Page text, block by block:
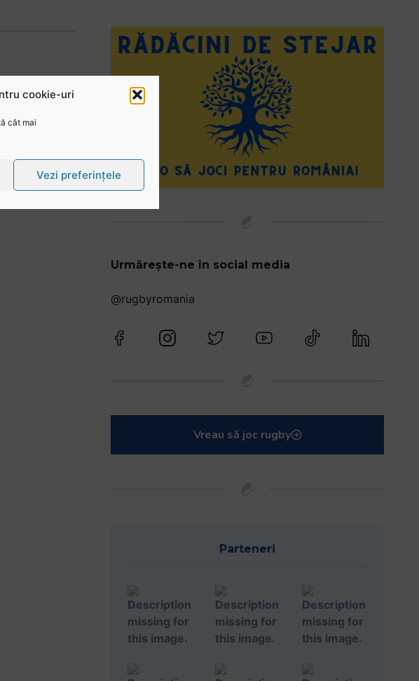
cookie-uri
cât mai
Vezi preferințele
Urmărește-ne în social media
@rugbyromania
Vreau să joc rugby
Parteneri